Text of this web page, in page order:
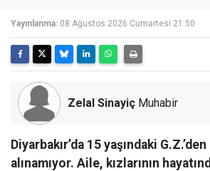
Yayınlanma: 08 Ağustos 2026 Cumartesi 21:50
Zelal Sinayiç Muhabir
Diyarbakır’da 15 yaşındaki
alınamıyor. Aile, kızlarının